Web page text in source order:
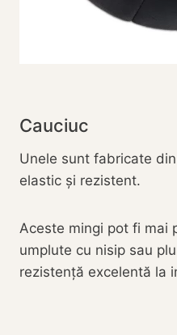
Cauciuc
Unele sunt fabricate
elastic și rezistent.
Aceste mingi pot fi mai
umplute cu nisip sau
rezistență excelentă la